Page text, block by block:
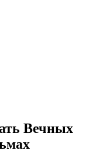
Вечных